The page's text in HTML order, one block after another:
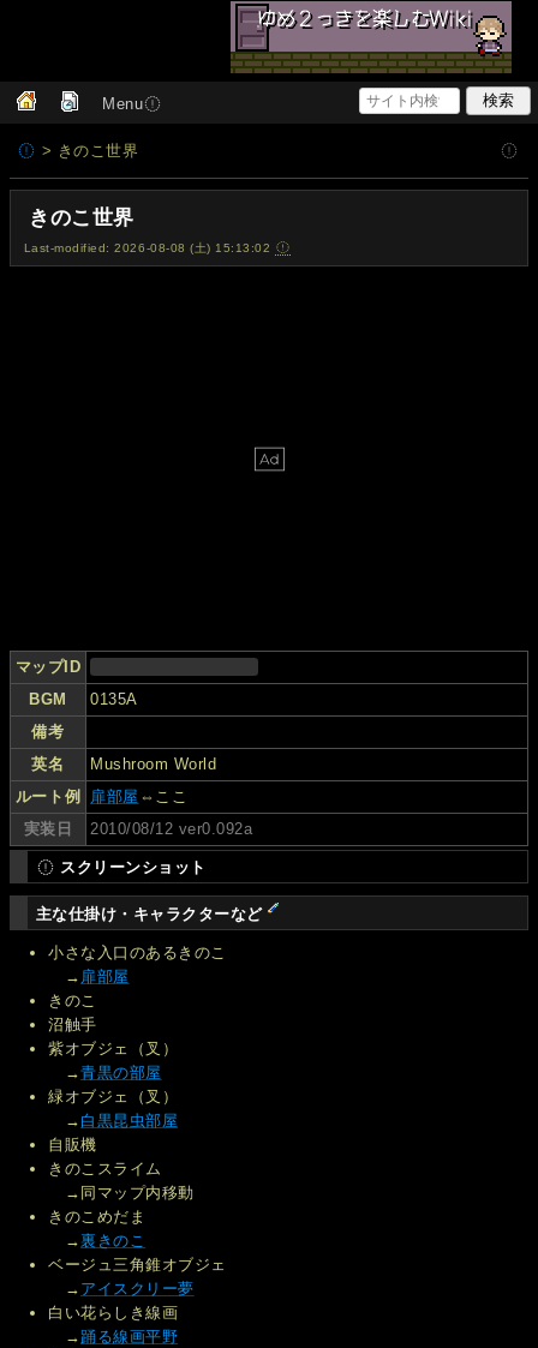
Menu
> きのこ世界
きのこ世界
Last-modified: 2026-08-08 (土) 15:13:02
マップID
BGM
0135A
備考
英名
Mushroom World
ルート例
扉部屋 ⇔ここ
実装日
2010/08/12 ver0.092a
スクリーンショット
主な仕掛け・キャラクターなど
小さな入口のあるきのこ
→ 扉部屋
きのこ
沼触手
紫オブジェ（叉）
→青黒の部屋
緑オブジェ（叉）
→ 白黒昆虫部屋
自販機
きのこスライム
→同マップ内移動
きのこめだま
→裏きのこ
ベージュ三角錐オブジェ
→ アイスクリー夢
白い花らしき線画
→踊る線画平野